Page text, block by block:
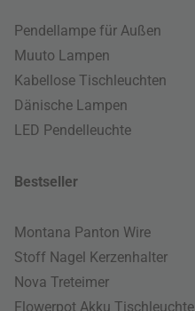
Pendellampe für Außen
Muuto Lampen
Kabellose Tischleuchten
Dänische Lampen
LED Pendelleuchte
Bestseller
Montana Panton Wire
Stoff Nagel Kerzenhalter
Nova Treteimer
Flowerpot Akku Tischleuchte